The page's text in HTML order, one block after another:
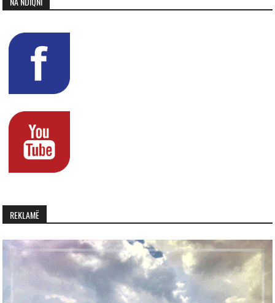
REKLAMË